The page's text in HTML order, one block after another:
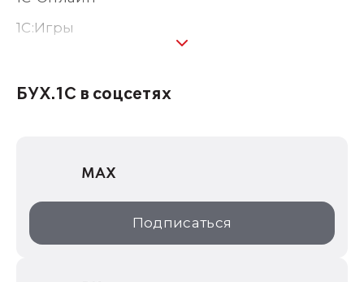
1C:Игры
1С:Консалтинг
1С:Дистрибьюция
1С:Образование
ИТС.1C.ru
БУХ.1С в соцсетях
MAX
Подписаться